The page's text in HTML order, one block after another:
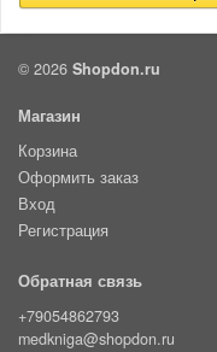
© 2026 Shopdon.ru
Магазин
Корзина
Оформить заказ
Вход
Регистрация
Обратная связь
+79054862793
medkniga@shopdon.ru